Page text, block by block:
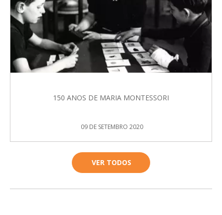
150 ANOS DE MARIA MONTESSORI
09 DE SETEMBRO 2020
VER TODOS